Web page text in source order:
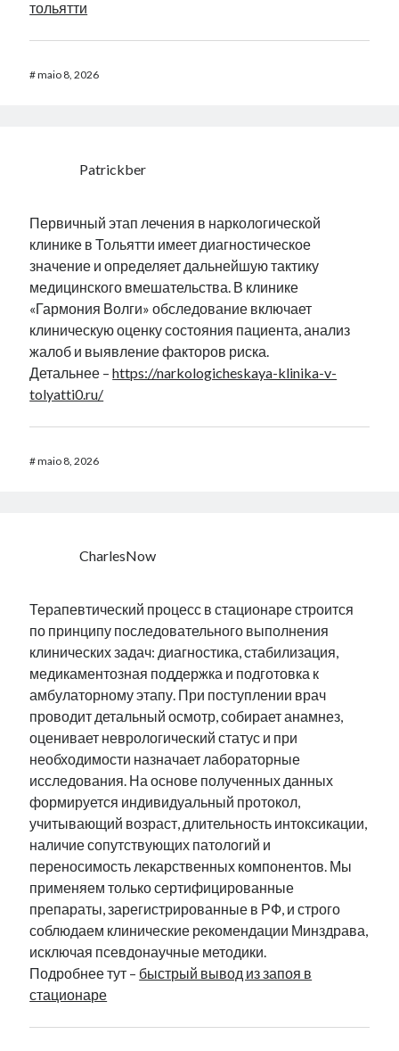
тольятти
#maio 8, 2026
Patrickber
Первичный этап лечения в наркологической
клинике в Тольятти имеет диагностическое
значение и определяет дальнейшую тактику
медицинского вмешательства. В клинике
«Гармония Волги» обследование включает
клиническую оценку состояния пациента, анализ
жалоб и выявление факторов риска.
Детальнее –https://narkologicheskaya-klinika-v-
tolyatti0.ru/
#maio 8, 2026
CharlesNow
Терапевтический процесс в стационаре строится
по принципу последовательного выполнения
клинических задач: диагностика, стабилизация,
медикаментозная поддержка и подготовка к
амбулаторному этапу. При поступлении врач
проводит детальный осмотр, собирает анамнез,
оценивает неврологический статус и при
необходимости назначает лабораторные
исследования. На основе полученных данных
формируется индивидуальный протокол,
учитывающий возраст, длительность интоксикации,
наличие сопутствующих патологий и
переносимость лекарственных компонентов. Мы
применяем только сертифицированные
препараты, зарегистрированные в РФ, и строго
соблюдаем клинические рекомендации Минздрава,
исключая псевдонаучные методики.
Подробнее тут – быстрый вывод из запоя в
стационаре